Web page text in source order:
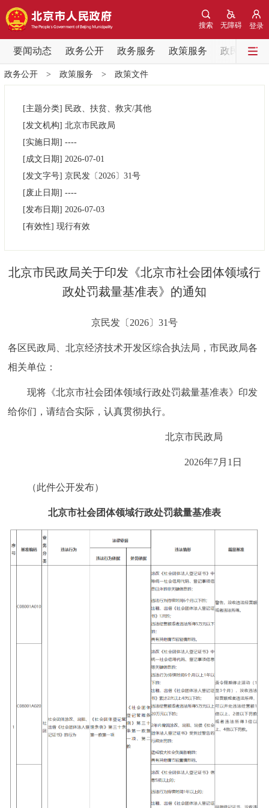
登录
无障碍
搜索
要闻动态 政务公开 政务服务 政策服务 政民互动
要闻动态
党中央精神 国务院信息
北京要闻 会议信息
政务公开
市领导
政策兑现 政策解读 回应关切
专题公开
个人服务 法人服务 部门服务
中介服务 阳光政务
参与调查 在线访谈 图说互动
走进北京
十六区概览 人文北京
绿色北京 视频北京
日本語
DEUTSCH FRANÇAIS РУССКИЙ ЯЗЫК
العربية
政务公开> 政策服务 > 政策文件
[主题分类] 民政、扶贫、救灾/其他
[发文机构] 北京市民政局
[实施日期] ----
[成文日期] 2026-07-01
[发文字号] 京民发〔2026〕 31号
[废止日期] ----
[发布日期] 2026-07-03
[有效性] 现行有效
北京市民政局关于印发《北京市社会团体领域行
政处罚裁量基准表》的通知
京民发〔2026〕31号
各区民政局、北京经济技术开发区综合执法局，市民政局各
相关单位：
现将《北京市社会团体领域行政处罚裁量基准表》印发
给你们，请结合实际，认真贯彻执行。
北京市民政局
2026年7月1日
（此件公开发布）
北京市社会团体领域行政处罚裁量基准表